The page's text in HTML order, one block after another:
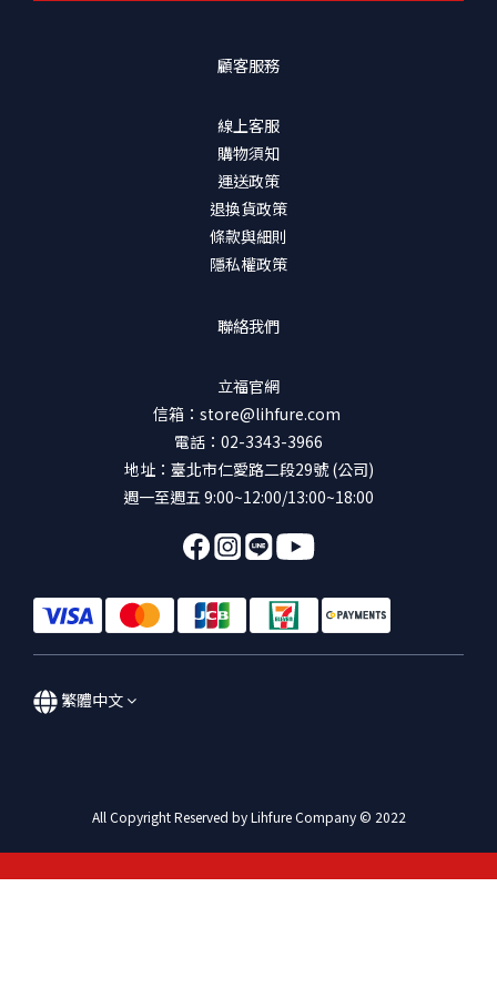
顧客服務
線上客服
購物須知
運送政策
退換貨政策
條款與細則
隱私權政策
聯絡我們
立福官網
信箱：store@lihfure.com
電話：02-3343-3966
地址：臺北市仁愛路二段29號 (公司)
週一至週五 9:00~12:00/13:00~18:00
繁體中文
All Copyright Reserved by Lihfure Company © 2022